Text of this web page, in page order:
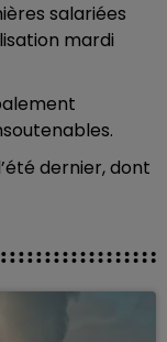
salariées
mardi
dernier, dont